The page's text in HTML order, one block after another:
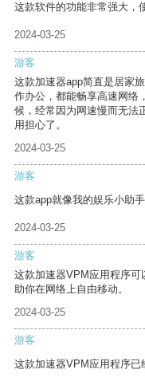
这款软件的功能非常强大，
2024-03-25
游客
这款加速器app简直是居家
作办公，都能畅享高速网络
候，经常因为网速慢而无法
用担心了。
2024-03-25
游客
这款app就像我的娱乐小助
2024-03-25
游客
这款加速器VPM应用程序
助你在网络上自由移动。
2024-03-25
游客
这款加速器VPM应用程序已